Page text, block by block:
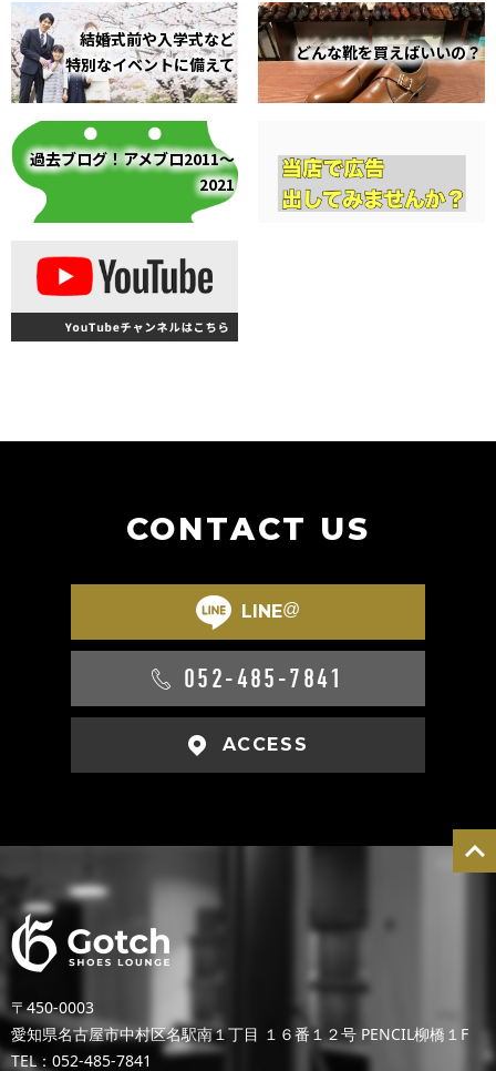
結婚式前や入学式など
特別なイベントに備えて
どんな靴を買えばいいの？
過去ブログ！アメブロ2011～
2021
CONTACT US
LINE@
052-485-7841
ACCESS
〒450-0003
愛知県名古屋市中村区名駅南１丁目 １６番１２号 PENCIL柳橋１F
TEL：052-485-7841